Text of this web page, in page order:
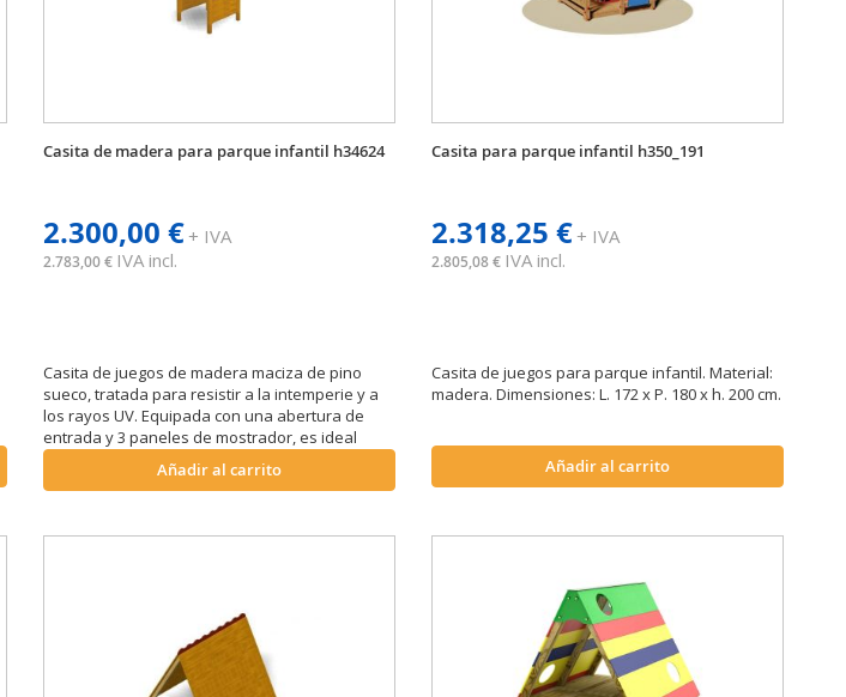
Casita de madera para parque infantil h34624
2.300,00 €+ IVA
2.783,00 € IVA incl.
Casita de juegos de madera maciza de pino
sueco, tratada para resistir a la intemperie y a
los rayos UV. Equipada con una abertura de
entrada y 3 paneles de mostrador, es ideal
para parques públicos y escuelas.
Dimensiones: An 116 x Pr 122 x Al 189 cm.
Añadir al carrito
Casita para parque infantil h350_191
2.318,25 €+ IVA
2.805,08 € IVA incl.
Casita de juegos para parque infantil. Material:
madera. Dimensiones: L. 172 x P. 180 x h. 200 cm.
Añadir al carrito